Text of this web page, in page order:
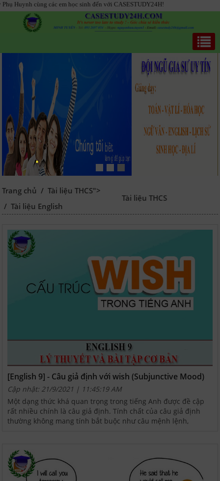
các em học sinh đến với CASESTUDY24H!
Trang chủ /Tài liệu THCS">
Tài liệu THCS
/Tài liệu English
[English 9] - Câu giả định với wish (Subjunctive Mood)
Cập nhật: 21/9/2021 | 11:45:19 AM
Một dạng thức khá quan trọng trong tiếng Anh được đề cập
rất nhiều chính là câu giả định. Tính chất của câu giả định
thường không mang tính bắt buộc như câu mệnh lệnh,